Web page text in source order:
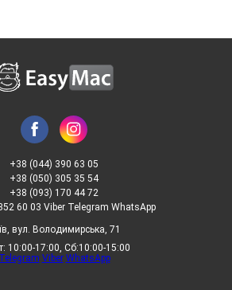
+38 (044) 390 63 05
+38 (050) 305 35 54
+38 (093) 170 44 72
60 03 Viber Telegram WhatsApp
вул. Володимирська, 71
10:00-17:00, Сб:10:00-15:00
Telegram Viber WhatsApp